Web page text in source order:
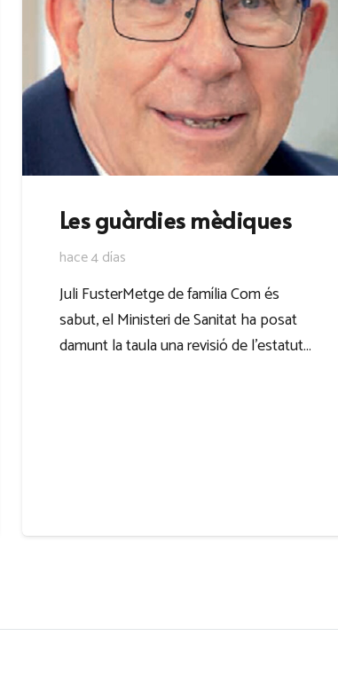
Les guàrdies mèdiques
hace 4 días
Juli FusterMetge de família Com és
sabut, el Ministeri de Sanitat ha posat
damunt la taula una revisió de l’estatut…